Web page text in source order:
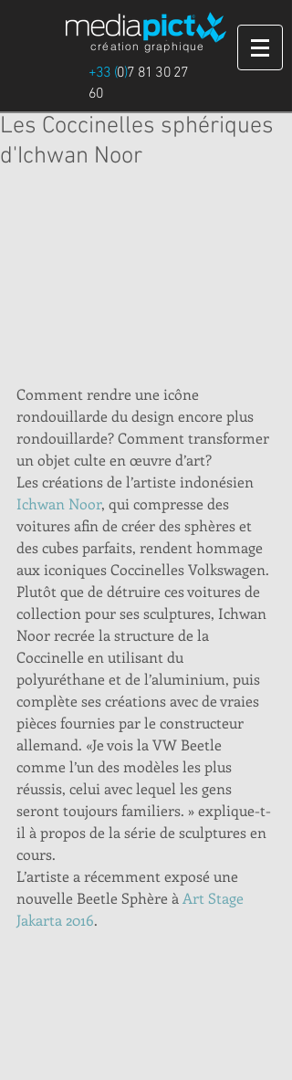
création graphique
+33 (0)7 81 30 27
60
Les Coccinelles sphériques
d'Ichwan Noor
Comment rendre une icône
rondouillarde du design encore plus
rondouillarde? Comment transformer
un objet culte en œuvre d’art?
Les créations de l’artiste indonésien
Ichwan Noor, qui compresse des
voitures afin de créer des sphères et
des cubes parfaits, rendent hommage
aux iconiques Coccinelles Volkswagen.
Plutôt que de détruire ces voitures de
collection pour ses sculptures, Ichwan
Noor recrée la structure de la
Coccinelle en utilisant du
polyuréthane et de l’aluminium, puis
complète ses créations avec de vraies
pièces fournies par le constructeur
allemand. «Je vois la VW Beetle
comme l’un des modèles les plus
réussis, celui avec lequel les gens
seront toujours familiers. » explique-t-
il à propos de la série de sculptures en
cours.
L’artiste a récemment exposé une
nouvelle Beetle Sphère à Art Stage
Jakarta 2016.